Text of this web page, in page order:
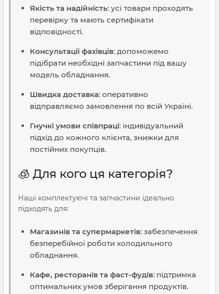
Якість та надійність: усі товари проходять
перевірку та мають сертифікати
відповідності.
Консультації фахівців: допоможемо
підібрати необхідні запчастини під вашу
модель обладнання.
Швидка доставка: оперативно
відправляємо замовлення по всій Україні.
Гнучкі умови співпраці: індивідуальний
підхід до кожного клієнта, знижки для
постійних покупців.
🧊 Для кого ця категорія?
Наші комплектуючі та запчастини ідеально
підходять для:
Магазинів та супермаркетів: забезпечення
безперебійної роботи холодильного
обладнання.
Кафе, ресторанів та фаст-фудів: підтримка
оптимальних умов зберігання продуктів.